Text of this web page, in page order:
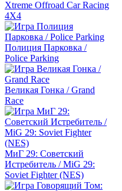
Xtreme Offroad Car Racing
4X4
Полиция Парковка /
Police Parking
Великая Гонка / Grand
Race
МиГ 29: Советский
Истребитель / MiG 29:
Soviet Fighter (NES)